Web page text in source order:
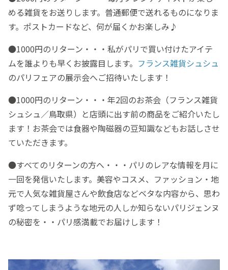
める雑貨をお送りします。普通郵便で送れるものになりま
す。ポストカードなど、何が届くかお楽しみ♪
●1000円のリターン・・・私がパリで買い付けたアイテ
ムを誰よりも早くお披露目します。 フランス雑貨シュシュ
のパリフェアの展示会へご招待いたします！
●1000円のリターン・・・年2回のお茶会（フランス雑貨
シュシュ／鳥取県）と店頭に出す前の商品をご紹介いたし
ます！お茶会では食器や陶磁器の豆知識などもお話しさせ
ていただきます。
●すべてのリターンの方へ・・・パリのレアな情報を月に
一回を発信いたします。美容やコスメ、ファッション・地
元で人気な雑貨屋さんや飲食店などベタな内容から、思わ
ず唸ってしまうような地元の人しか知らないパリジェンヌ
の秘密を・・パリ感満載でお届けします！